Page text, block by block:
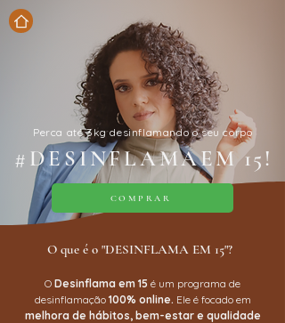
Perca até 3kg desinflamando o seu corpo
#DESINFLAMAEM 15!
COMPRAR
O que é o "DESINFLAMA EM 15"?
O Desinflama em 15 é um programa de
desinflamação 100% online. Ele é focado em
melhora de hábitos, bem-estar e qualidade